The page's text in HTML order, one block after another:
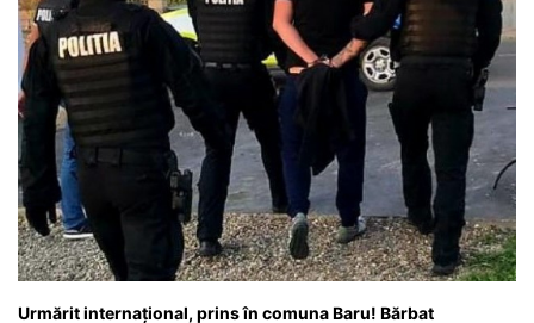
Urmărit internațional, prins în comuna Baru! Bărbat